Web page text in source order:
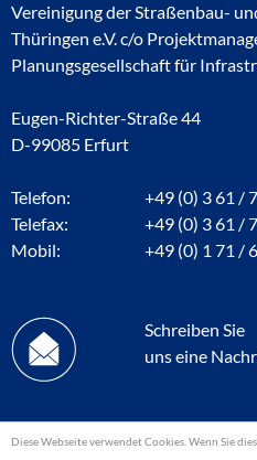
Diese Webseite verwendet Cookies. Wenn Sie
Vereinigung der Straßenbau-
Thüringen e.V. c/o
Planungsgesellschaft für
Eugen-Richter-Straße 44
D-99085 Erfurt
Telefon:
+49 (0) 3 61 /
Telefax:
+49 (0) 3 61 /
Mobil:
+49 (0) 1 71 /
Schreiben Sie
uns eine